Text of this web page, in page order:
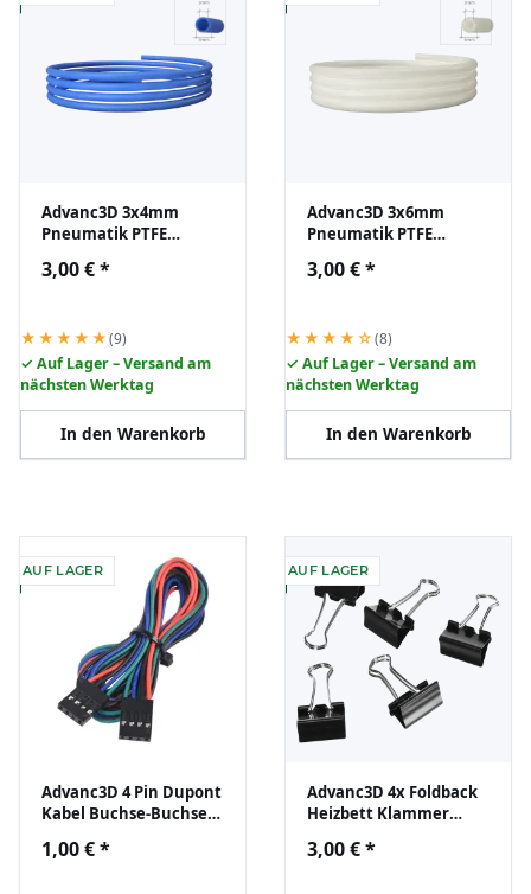
Advanc3D 3x4mm
Pneumatik PTFE
3.00mm Filament Tube
3,00 €*
★★★★★(9)
✓ Auf Lager – Versand am
nächsten Werktag
In den Warenkorb
Advanc3D 3x6mm
Pneumatik PTFE
3.00mm Filament Tube
3,00 €*
★★★★☆(8)
✓ Auf Lager – Versand am
nächsten Werktag
In den Warenkorb
AUF LAGER
Advanc3D 4 Pin Dupont
Kabel Buchse-Buchse
1,00 €*
AUF LAGER
Advanc3D 4x Foldback
Heizbett Klammer
Retainer Back
3,00 €*